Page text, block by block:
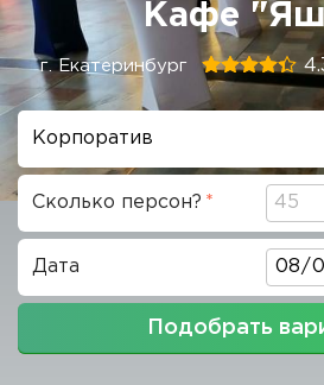
Строка
навигации
Кафе
г. Екатеринбург
Повод
проведения
Сколько персон?
Дата Дата
Подобрать